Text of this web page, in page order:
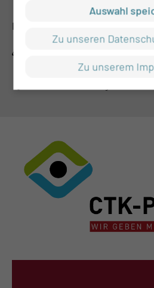
RECHTLICHES
Datenschutz
Auswahl
Zu unseren
Zu unserem